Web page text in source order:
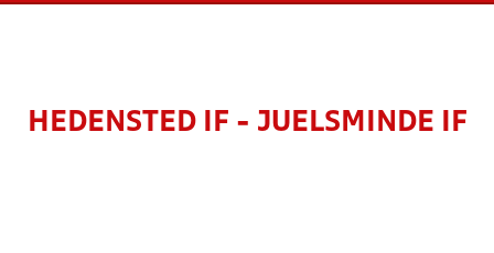
HEDENSTED IF - JUELSMINDE IF